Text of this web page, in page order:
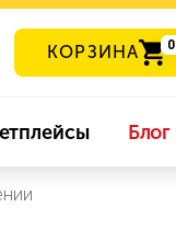
КОРЗИНА 0
Блог